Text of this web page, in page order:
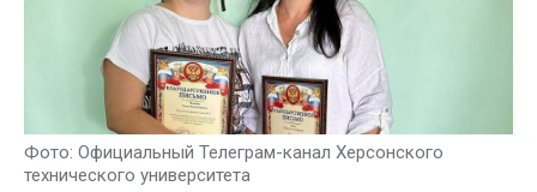
Фото: Официальный Телеграм-канал Херсонского
технического университета